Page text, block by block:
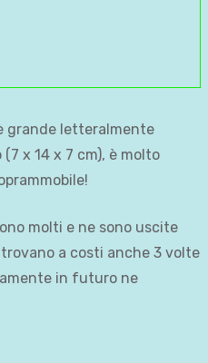
grande letteralmente
x 14 x 7 cm), è molto
molti e ne sono uscite
a costi anche 3 volte
in futuro ne